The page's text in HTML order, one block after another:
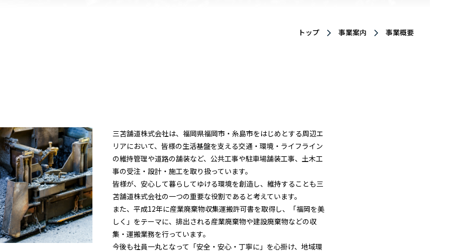
トップ 事業案内 事業概要
三苫舗道株式会社は、福岡県福岡市・糸島市をはじめとする周辺エ
リアにおいて、皆様の生活基盤を支える交通・環境・ライフライン
の維持管理や道路の舗装など、公共工事や駐車場舗装工事、土木工
事の受注・設計・施工を取り扱っています。
皆様が、安心して暮らしてゆける環境を創造し、維持することも三
苫舗道株式会社の一つの重要な役割であると考えています。
また、平成12年に産業廃棄物収集運搬許可書を取得し、「福岡を美
しく」をテーマに、排出される産業廃棄物や建設廃棄物などの収
集・運搬業務を行っています。
今後も社員一丸となって「安全・安心・丁寧に」を心掛け、地域環